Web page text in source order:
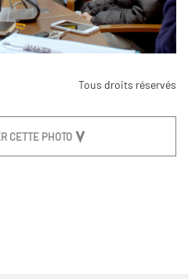
Tous droits réservés
CETTE PHOTO